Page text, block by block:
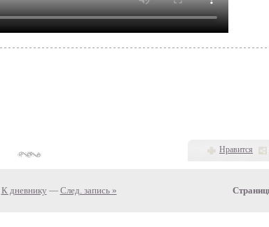
Нравится
К дневнику — След. запись »